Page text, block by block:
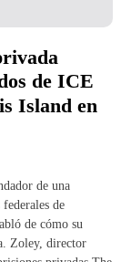
de ICE
Island en
de una
de
de cómo su
Zoley, director